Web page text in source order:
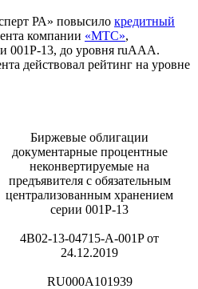
РА» повысило кредитный
компании «МТС»,
001P-13, до уровня ruAAA.
действовал рейтинг на уровне
Биржевые облигации
документарные процентные
неконвертируемые на
предъявителя с обязательным
централизованным хранением
серии 001P-13
4B02-13-04715-A-001P от
24.12.2019
RU000A101939